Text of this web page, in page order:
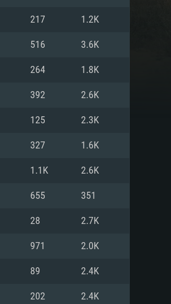
não suportado)
217 1.2K
516 3.6K
264 1.8K
392 2.6K
125 2.3K
327 1.6K
1.1K 2.6K
655 351
28 2.7K
971 2.0K
89 2.4K
202 2.4K